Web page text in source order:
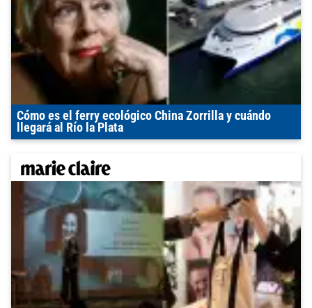
Cómo es el ferry ecológico China Zorrilla y cuándo
llegará al Río la Plata